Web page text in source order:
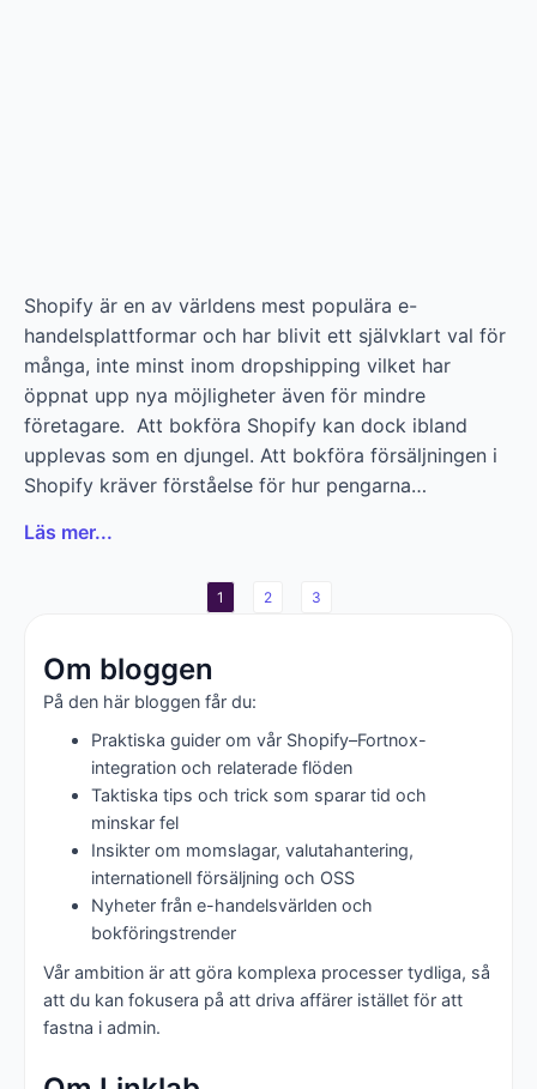
Shopify är en av världens mest populära e-
handelsplattformar och har blivit ett självklart val för
många, inte minst inom dropshipping vilket har
öppnat upp nya möjligheter även för mindre
företagare. Att bokföra Shopify kan dock ibland
upplevas som en djungel. Att bokföra försäljningen i
Shopify kräver förståelse för hur pengarna…
Läs mer...
1 2 3
Om bloggen
På den här bloggen får du:
Praktiska guider om vår Shopify–Fortnox-
integration och relaterade flöden
Taktiska tips och trick som sparar tid och
minskar fel
Insikter om momslagar, valutahantering,
internationell försäljning och OSS
Nyheter från e-handelsvärlden och
bokföringstrender
Vår ambition är att göra komplexa processer tydliga, så
att du kan fokusera på att driva affärer istället för att
fastna i admin.